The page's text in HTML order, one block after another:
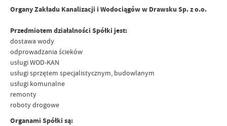
Organy Zakładu Kanalizacji i Wodociągów w Drawsku Sp. z o.o.
Przedmiotem działalności Spółki jest:
dostawa wody
odprowadzania ścieków
usługi WOD-KAN
usługi sprzętem specjalistycznym, budowlanym
usługi komunalne
remonty
roboty drogowe
Organami Spółki są: